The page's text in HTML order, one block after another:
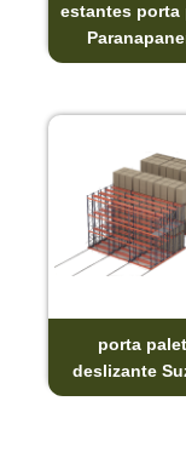
estantes porta
porta
deslizante